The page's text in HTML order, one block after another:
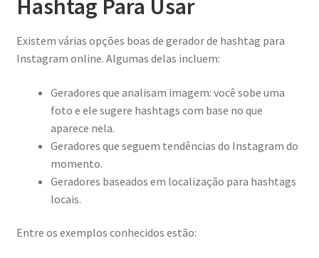
Hashtag Para Usar
Existem várias opções boas de gerador de hashtag para
Instagram online. Algumas delas incluem:
Geradores que analisam imagem: você sobe uma
foto e ele sugere hashtags com base no que
aparece nela.
Geradores que seguem tendências do Instagram do
momento.
Geradores baseados em localização para hashtags
locais.
Entre os exemplos conhecidos estão: